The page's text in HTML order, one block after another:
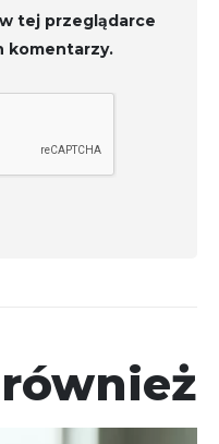
tej przeglądarce
komentarzy.
również